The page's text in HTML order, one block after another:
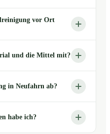
vor Ort
und die Mittel mit?
in Neufahrn ab?
habe ich?